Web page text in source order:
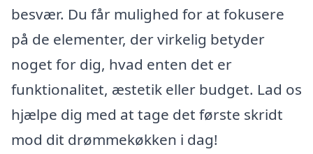
besvær. Du får mulighed for at fokusere
på de elementer, der virkelig betyder
noget for dig, hvad enten det er
funktionalitet, æstetik eller budget. Lad os
hjælpe dig med at tage det første skridt
mod dit drømmekøkken i dag!